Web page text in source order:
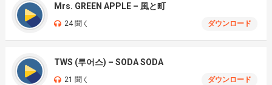
Mrs. GREEN APPLE – 風と町
24 聞く ダウンロード
TWS (투어스) – SODA SODA
21 聞く ダウンロード